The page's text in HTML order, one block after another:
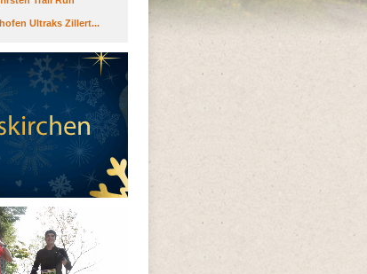
Ultraks Zillert...